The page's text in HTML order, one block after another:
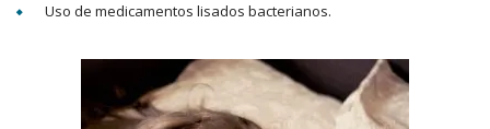
Uso de medicamentos lisados bacterianos.